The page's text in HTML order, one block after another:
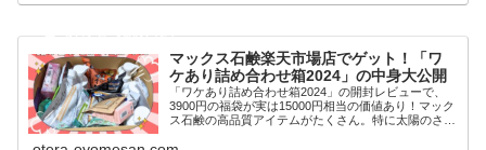
マックス石鹸楽天市場店でゲット！「ワ
ケあり詰め合わせ箱2024」の中身大公開
「ワケあり詰め合わせ箱2024」の開封レビューで、
3900円の福袋が実は15000円相当の価値あり！マック
ス石鹸の高品質アイテムがたくさん。特に太陽のさち